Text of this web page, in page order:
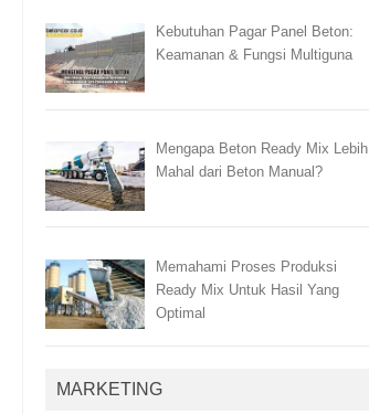
Kebutuhan Pagar Panel Beton:
Keamanan & Fungsi Multiguna
Mengapa Beton Ready Mix Lebih
Mahal dari Beton Manual?
Memahami Proses Produksi
Ready Mix Untuk Hasil Yang
Optimal
MARKETING